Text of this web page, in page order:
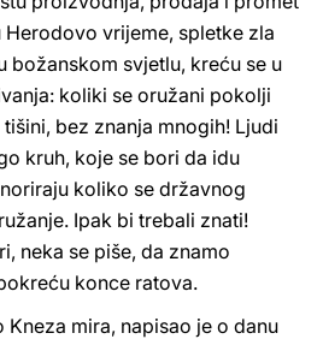
Herodovo vrijeme, spletke zla
božanskom svjetlu, kreću se u
koliki se oružani pokolji
bez znanja mnogih! Ljudi
kruh, koje se bori da idu
koliko se državnog
Ipak bi trebali znati!
neka se piše, da znamo
konce ratova.
mira, napisao je o danu